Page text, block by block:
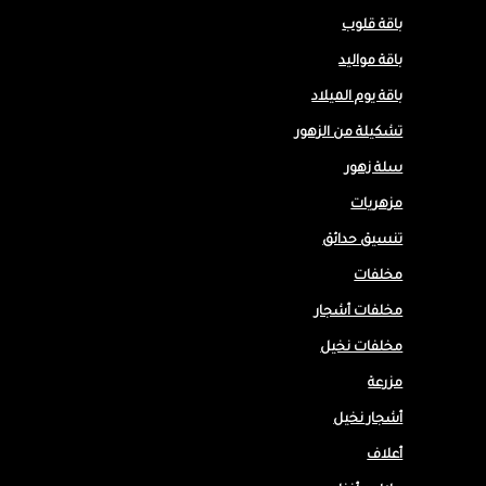
باقة قلوب
باقة مواليد
باقة يوم الميلاد
تشكيلة من الزهور
سلة زهور
مزهريات
تنسيق حدائق
مخلفات
مخلفات أشجار
مخلفات نخيل
مزرعة
أشجار نخيل
أعلاف